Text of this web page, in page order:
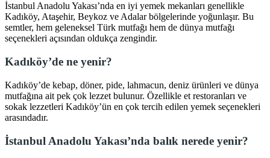
İstanbul Anadolu Yakası’nda en iyi yemek mekanları genellikle
Kadıköy, Ataşehir, Beykoz ve Adalar bölgelerinde yoğunlaşır. Bu
semtler, hem geleneksel Türk mutfağı hem de dünya mutfağı
seçenekleri açısından oldukça zengindir.
Kadıköy’de ne yenir?
Kadıköy’de kebap, döner, pide, lahmacun, deniz ürünleri ve dünya
mutfağına ait pek çok lezzet bulunur. Özellikle et restoranları ve
sokak lezzetleri Kadıköy’ün en çok tercih edilen yemek seçenekleri
arasındadır.
İstanbul Anadolu Yakası’nda balık nerede yenir?